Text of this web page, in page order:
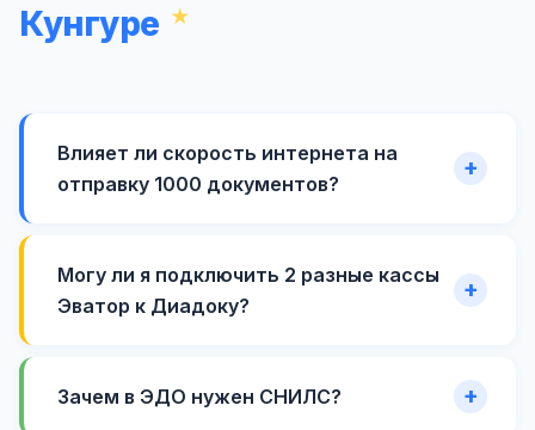
Кунгуре
Влияет ли скорость интернета на
отправку 1000 документов?
Могу ли я подключить 2 разные кассы
Эватор к Диадоку?
Зачем в ЭДО нужен СНИЛС?